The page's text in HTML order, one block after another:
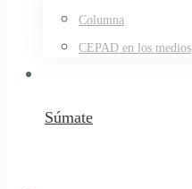
Columna
CEPAD en los medios
Súmate